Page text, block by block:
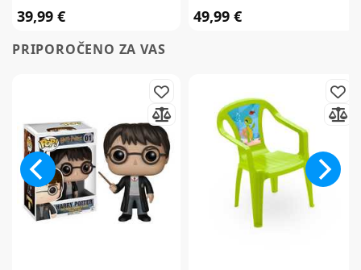
39,99 € 49,99 €
PRIPOROČENO ZA VAS